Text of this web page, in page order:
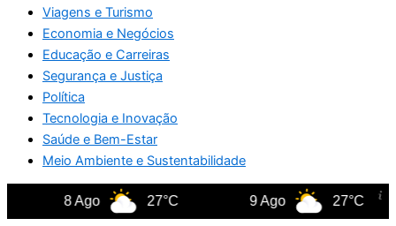
Viagens e Turismo
Economia e Negócios
Educação e Carreiras
Segurança e Justiça
Política
Tecnologia e Inovação
Saúde e Bem-Estar
Meio Ambiente e Sustentabilidade
8 Ago 27°C 9 Ago 27°C